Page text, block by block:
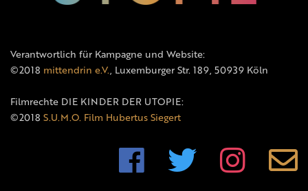
Verantwortlich für Kampagne und Website:
©2018 mittendrin e.V., Luxemburger Str. 189, 50939 Köln
Filmrechte DIE KINDER DER UTOPIE:
©2018 S.U.M.O. Film Hubertus Siegert